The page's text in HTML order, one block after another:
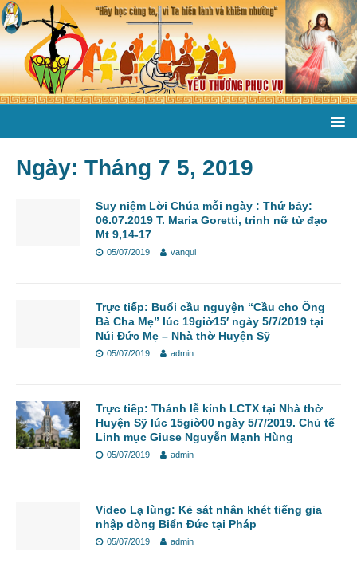
Ngày: Tháng 7 5, 2019
Suy niệm Lời Chúa mỗi ngày : Thứ bảy:
06.07.2019 T. Maria Goretti, trinh nữ tử đạo
Mt 9,14-17
05/07/2019 vanqui
Trực tiếp: Buổi cầu nguyện “Cầu cho Ông
Bà Cha Mẹ” lúc 19giờ15′ ngày 5/7/2019 tại
Núi Đức Mẹ – Nhà thờ Huyện Sỹ
05/07/2019 admin
Trực tiếp: Thánh lễ kính LCTX tại Nhà thờ
Huyện Sỹ lúc 15giờ00 ngày 5/7/2019. Chủ tế
Linh mục Giuse Nguyễn Mạnh Hùng
05/07/2019 admin
Video Lạ lùng: Kẻ sát nhân khét tiếng gia
nhập dòng Biển Đức tại Pháp
05/07/2019 admin